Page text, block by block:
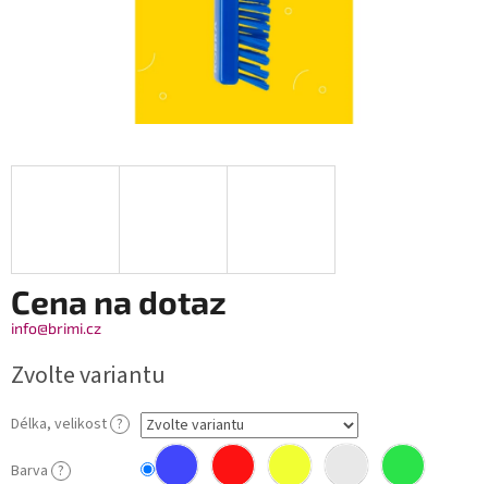
Cena na dotaz
info@brimi.cz
Zvolte variantu
Délka, velikost ?
Barva ?